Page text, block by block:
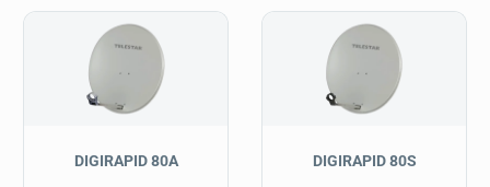
DIGIRAPID 80A DIGIRAPID 80S